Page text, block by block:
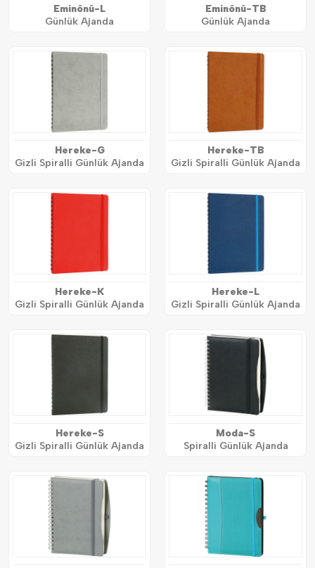
Eminönü-L
Günlük Ajanda
Eminönü-TB
Günlük Ajanda
Hereke-G
Gizli Spiralli Günlük Ajanda
Hereke-TB
Gizli Spiralli Günlük Ajanda
Hereke-K
Gizli Spiralli Günlük Ajanda
Hereke-L
Gizli Spiralli Günlük Ajanda
Hereke-S
Gizli Spiralli Günlük Ajanda
Moda-S
Spiralli Günlük Ajanda